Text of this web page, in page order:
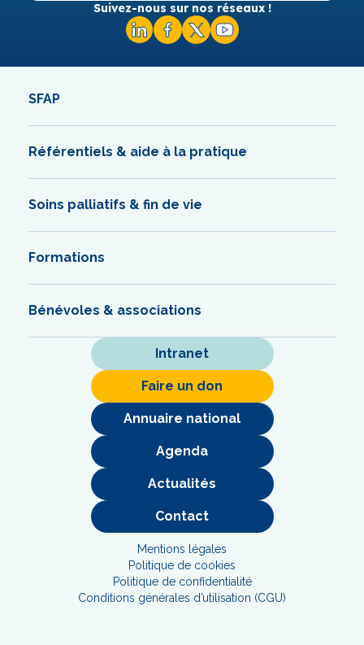
Suivez-nous sur nos réseaux !
SFAP
Référentiels & aide à la pratique
Soins palliatifs & fin de vie
Formations
Bénévoles & associations
Intranet
Faire un don
Annuaire national
Agenda
Actualités
Contact
Mentions légales
Politique de cookies
Politique de confidentialité
Conditions générales d’utilisation (CGU)